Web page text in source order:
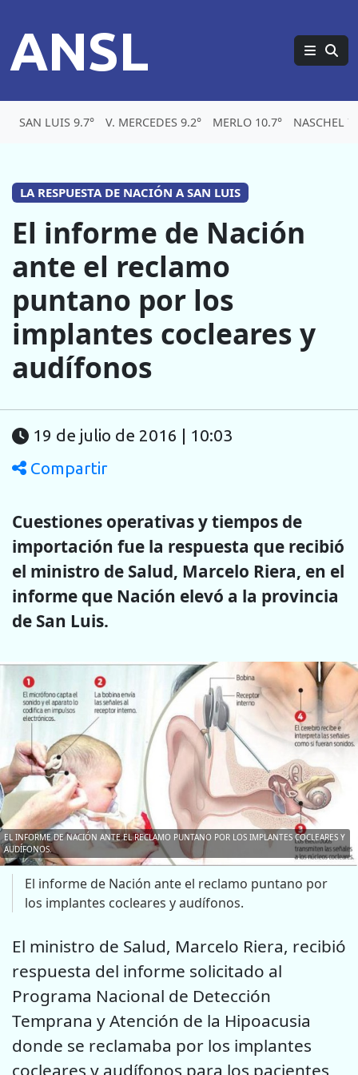
ANSL
SAN LUIS 9.7° V. MERCEDES 9.2° MERLO 10.7° NASCHEL
LA RESPUESTA DE NACIÓN A SAN LUIS
El informe de Nación
ante el reclamo
puntano por los
implantes cocleares y
audífonos
19 de julio de 2016 | 10:03
Compartir
Cuestiones operativas y tiempos de
importación fue la respuesta que recibió
el ministro de Salud, Marcelo Riera, en el
informe que Nación elevó a la provincia
de San Luis.
EL INFORME DE NACIÓN ANTE EL RECLAMO PUNTANO POR LOS IMPLANTES COCLEARES Y
AUDÍFONOS.
El informe de Nación ante el reclamo puntano por
los implantes cocleares y audífonos.
El ministro de Salud, Marcelo Riera, recibió
respuesta del informe solicitado al
Programa Nacional de Detección
Temprana y Atención de la Hipoacusia
donde se reclamaba por los implantes